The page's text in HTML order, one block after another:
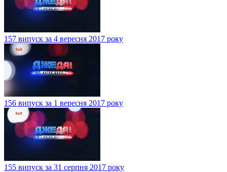
157 випуск за 4 вересня 2017 року
156 випуск за 1 вересня 2017 року
155 випуск за 31 серпня 2017 року